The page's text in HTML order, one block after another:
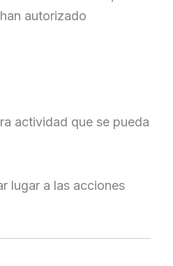
autorizado
actividad que se pueda
lugar a las acciones